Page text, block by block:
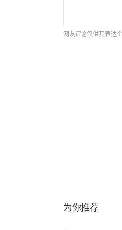
网友评论仅供其表达
为你推荐